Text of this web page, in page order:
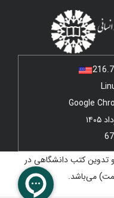
تدوین کتب دانشگاهی در
می‌باشد.